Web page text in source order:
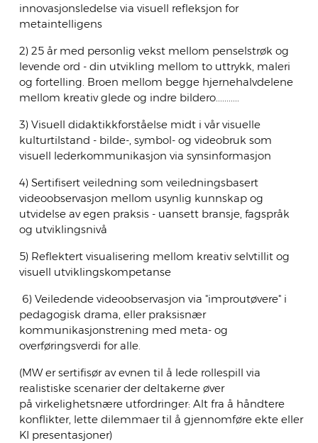
innovasjonsledelse via visuell refleksjon for
metaintelligens
2) 25 år med personlig vekst mellom penselstrøk og
levende ord - din utvikling mellom to uttrykk, maleri
og fortelling. Broen mellom begge hjernehalvdelene
mellom kreativ glede og indre bildero...........
3) Visuell didaktikkforståelse midt i vår visuelle
kulturtilstand - bilde-, symbol- og videobruk som
visuell lederkommunikasjon via synsinformasjon
4) Sertifisert veiledning som veiledningsbasert
videoobservasjon mellom usynlig kunnskap og
utvidelse av egen praksis - uansett bransje, fagspråk
og utviklingsnivå
5) Reflektert visualisering mellom kreativ selvtillit og
visuell utviklingskompetanse
6) Veiledende videoobservasjon via "improutøvere" i
pedagogisk drama, eller praksisnær
kommunikasjonstrening med meta- og
overføringsverdi for alle.
(MW er sertifisør av evnen til å lede rollespill via
realistiske scenarier der deltakerne øver
på virkelighetsnære utfordringer: Alt fra å håndtere
konflikter, lette dilemmaer til å gjennomføre ekte eller
KI presentasjoner)